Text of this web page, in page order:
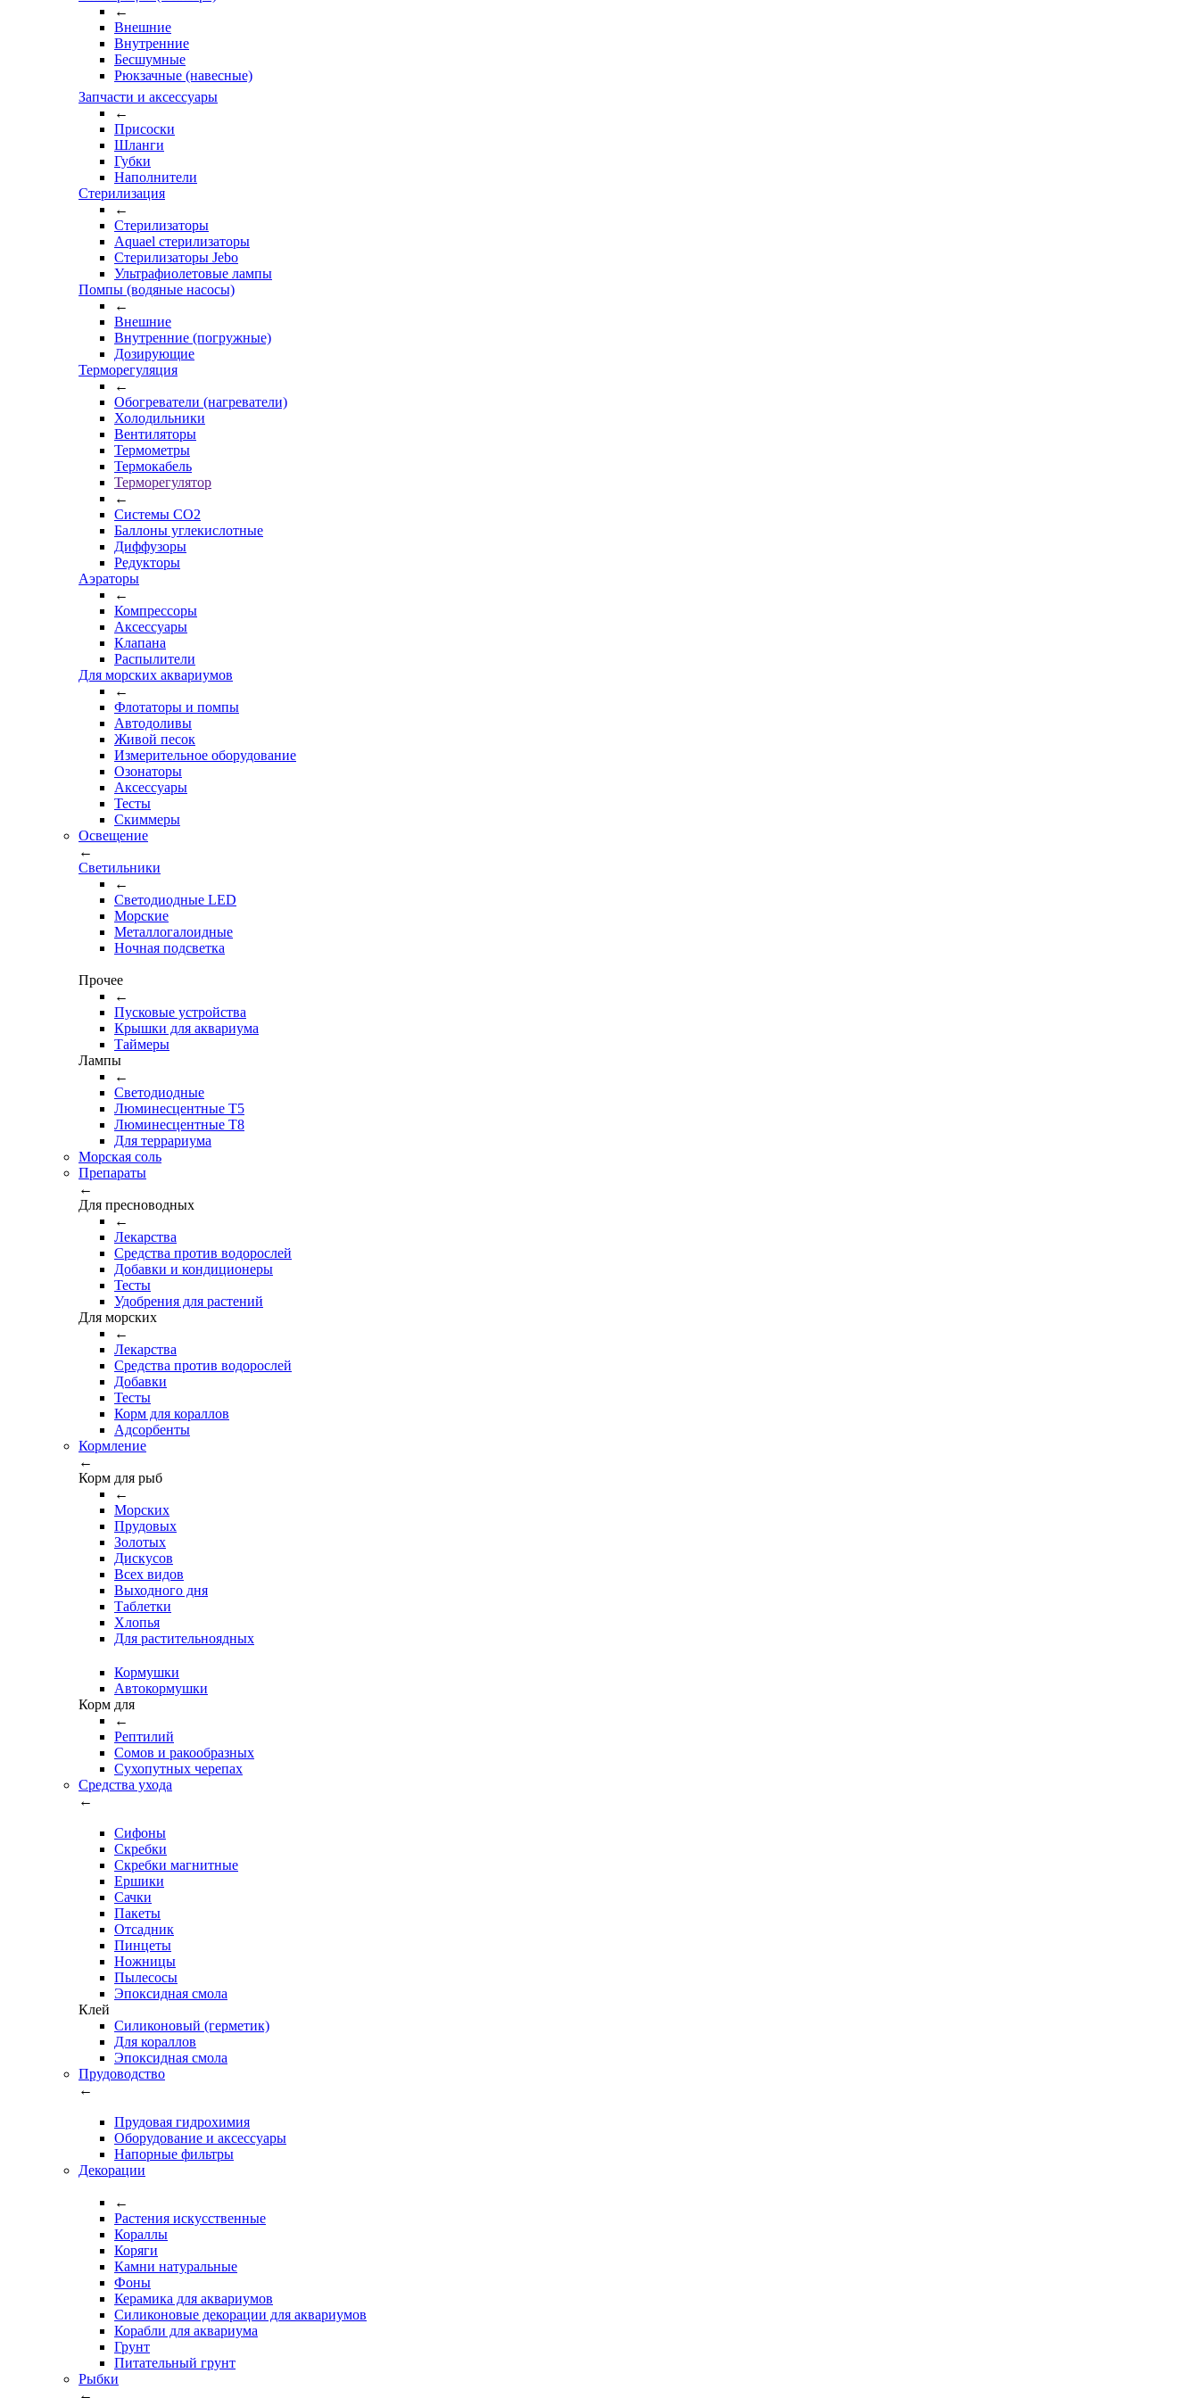
←
Внешние
Внутренние
Бесшумные
Рюкзачные (навесные)
Запчасти и аксессуары
←
Присоски
Шланги
Губки
Наполнители
Стерилизация
←
Стерилизаторы
Aquael стерилизаторы
Стерилизаторы Jebo
Ультрафиолетовые лампы
Помпы (водяные насосы)
←
Внешние
Внутренние (погружные)
Дозирующие
Терморегуляция
←
Обогреватели (нагреватели)
Холодильники
Вентиляторы
Термометры
Термокабель
Терморегулятор
←
Системы CO2
Баллоны углекислотные
Диффузоры
Редукторы
Аэраторы
←
Компрессоры
Аксессуары
Клапана
Распылители
Для морских аквариумов
←
Флотаторы и помпы
Автодоливы
Живой песок
Измерительное оборудование
Озонаторы
Аксессуары
Тесты
Cкиммеры
Освещение
←
Светильники
←
Cветодиодные LED
Морские
Металлогалоидные
Ночная подсветка
Прочее
←
Пусковые устройства
Крышки для аквариума
Таймеры
Лампы
←
Светодиодные
Люминесцентные Т5
Люминесцентные Т8
Для террариума
Морская соль
Препараты
←
Для пресноводных
←
Лекарства
Средства против водорослей
Добавки и кондиционеры
Тесты
Удобрения для растений
Для морских
←
Лекарства
Средства против водорослей
Добавки
Тесты
Корм для кораллов
Адсорбенты
Кормление
←
Корм для рыб
←
Морских
Прудовых
Золотых
Дискусов
Всех видов
Выходного дня
Таблетки
Хлопья
Для растительноядных
Кормушки
Автокормушки
Корм для
←
Рептилий
Сомов и ракообразных
Сухопутных черепах
Средства ухода
←
Сифоны
Скребки
Скребки магнитные
Ершики
Сачки
Пакеты
Отсадник
Пинцеты
Ножницы
Пылесосы
Эпоксидная смола
Клей
Силиконовый (герметик)
Для кораллов
Эпоксидная смола
Прудоводство
←
Прудовая гидрохимия
Оборудование и аксессуары
Напорные фильтры
Декорации
←
Растения искусственные
Кораллы
Коряги
Камни натуральные
Фоны
Керамика для аквариумов
Силиконовые декорации для аквариумов
Корабли для аквариума
Грунт
Питательный грунт
Рыбки
←